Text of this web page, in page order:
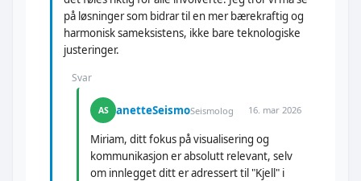
på løsninger som bidrar til en mer bærekraftig og
harmonisk sameksistens, ikke bare teknologiske
justeringer.
Svar
AS anetteSeismoSeismolog 16. mar 2026
Miriam, ditt fokus på visualisering og
kommunikasjon er absolutt relevant, selv
om innlegget ditt er adressert til "Kjell" i